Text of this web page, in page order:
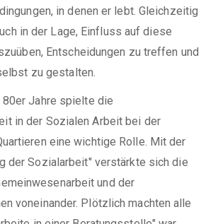
in denen er lebt. Gleichzeitig
in der Lage, Einfluss auf diese
Entscheidungen zu treffen und
zu gestalten.
Jahre spielte die
in der Sozialen Arbeit bei der
eine wichtige Rolle. Mit der
der Sozialarbeit" verstärkte sich die
und der
voneinander. Plötzlich machten alle